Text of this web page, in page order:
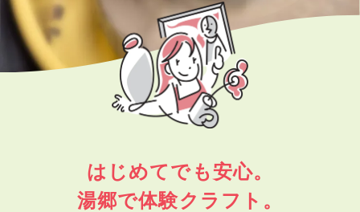
はじめてでも安心。
湯郷で体験クラフト。